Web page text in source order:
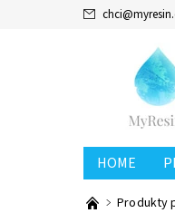
chci@
HOME
Produkty